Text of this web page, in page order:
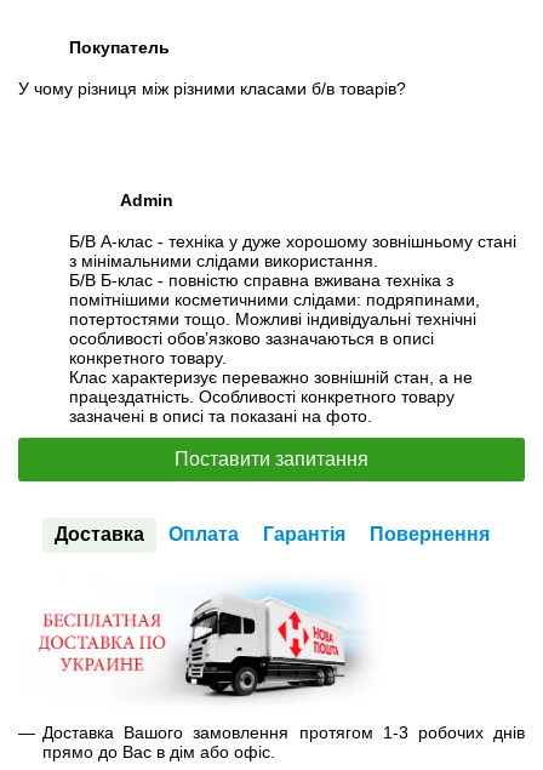
Покупатель
У чому різниця між різними класами б/в товарів?
Admin
Б/В А-клас - техніка у дуже хорошому зовнішньому стані
з мінімальними слідами використання.
Б/В Б-клас - повністю справна вживана техніка з
помітнішими косметичними слідами: подряпинами,
потертостями тощо. Можливі індивідуальні технічні
особливості обов’язково зазначаються в описі
конкретного товару.
Клас характеризує переважно зовнішній стан, а не
працездатність. Особливості конкретного товару
зазначені в описі та показані на фото.
Поставити запитання
Доставка Оплата Гарантія Повернення
Доставка Вашого замовлення протягом 1-3 робочих днів
прямо до Вас в дім або офіс.